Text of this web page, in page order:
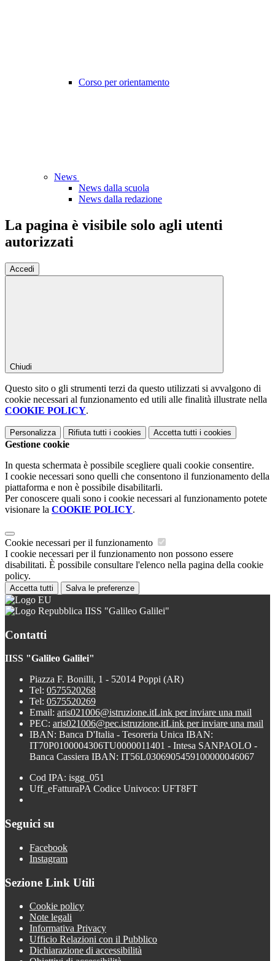
Corso per orientamento
News
News dalla scuola
News dalla redazione
La pagina è visibile solo agli utenti
autorizzati
Accedi
Chiudi
Questo sito o gli strumenti terzi da questo utilizzati si avvalgono di
cookie necessari al funzionamento ed utili alle finalità illustrate nella
COOKIE POLICY.
Personalizza Rifiuta tutti i cookies Accetta tutti i cookies
Gestione cookie
In questa schermata è possibile scegliere quali cookie consentire.
I cookie necessari sono quelli che consentono il funzionamento della
piattaforma e non è possibile disabilitarli.
Per conoscere quali sono i cookie necessari al funzionamento potete
visionare la COOKIE POLICY.
Cookie necessari per il funzionamento
I cookie necessari per il funzionamento non possono essere
disabilitati. È possibile consultare l'elenco nella pagina della cookie
policy.
Accetta tutti Salva le preferenze
IISS "Galileo Galilei"
Contatti
IISS "Galileo Galilei"
Piazza F. Bonilli, 1 - 52014 Poppi (AR)
Tel: 0575520268
Tel: 0575520269
Email: aris021006@istruzione.itLink per inviare una mail
PEC: aris021006@pec.istruzione.itLink per inviare una mail
IBAN: Banca D'Italia - Tesoreria Unica IBAN:
IT70P0100004306TU0000011401 - Intesa SANPAOLO -
Banca Cassiera IBAN: IT56L0306905459100000046067
Cod IPA: isgg_051
Uff_eFatturaPA Codice Univoco: UFT8FT
Seguici su
Facebook
Instagram
Sezione Link Utili
Cookie policy
Note legali
Informativa Privacy
Ufficio Relazioni con il Pubblico
Dichiarazione di accessibilità